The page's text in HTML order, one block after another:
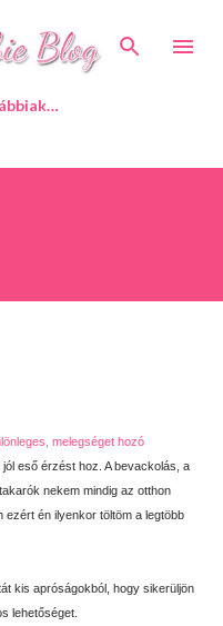
melegséget hozó
eső érzést hoz. A bevackolás, a
nekem mindig az otthon
én ilyenkor töltöm a legtöbb
kis apróságokból, hogy sikerüljön
lehetőséget.